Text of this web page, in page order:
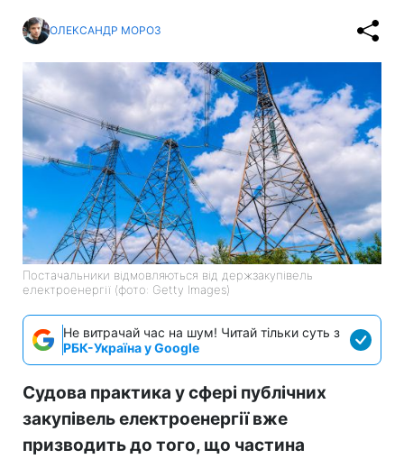
ОЛЕКСАНДР МОРОЗ
Постачальники відмовляються від держзакупівель
електроенергії (фото: Getty Images)
Не витрачай час на шум! Читай тільки суть з
РБК-Україна у Google
Судова практика у сфері публічних
закупівель електроенергії вже
призводить до того, що частина